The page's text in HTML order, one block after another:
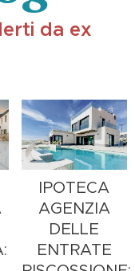
da ex
IPOTECA
AGENZIA
DELLE
ENTRATE